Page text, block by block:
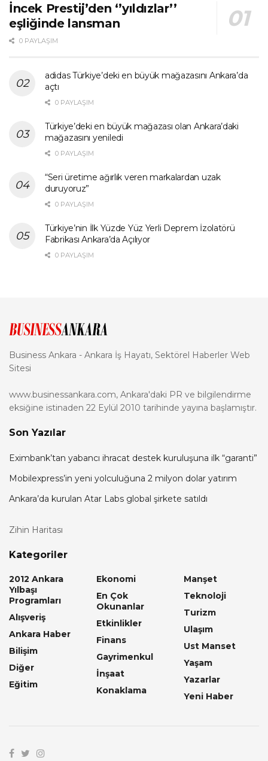
İncek Prestij’den ‘’yıldızlar’’
eşliğinde lansman
0 PAYLAŞIM
adidas Türkiye’deki en büyük mağazasını Ankara’da
açtı
0 PAYLAŞIM
Türkiye’deki en büyük mağazası olan Ankara’daki
mağazasını yeniledi
0 PAYLAŞIM
“Seri üretime ağırlık veren markalardan uzak
duruyoruz”
0 PAYLAŞIM
Türkiye’nin İlk Yüzde Yüz Yerli Deprem İzolatörü
Fabrikası Ankara’da Açılıyor
0 PAYLAŞIM
Business Ankara - Ankara İş Hayatı, Sektörel Haberler Web
Sitesi
www.businessankara.com, Ankara'daki PR ve bilgilendirme
eksiğine istinaden 22 Eylül 2010 tarihinde yayına başlamıştır.
Son Yazılar
Eximbank’tan yabancı ihracat destek kuruluşuna ilk “garanti”
Mobilexpress’in yeni yolculuğuna 2 milyon dolar yatırım
Ankara’da kurulan Atar Labs global şirkete satıldı
Zihin Haritası
Kategoriler
2012 Ankara
Yılbaşı
Programları
Alışveriş
Ankara Haber
Bilişim
Diğer
Eğitim
Ekonomi
En Çok
Okunanlar
Etkinlikler
Finans
Gayrimenkul
İnşaat
Konaklama
Manşet
Teknoloji
Turizm
Ulaşım
Ust Manset
Yaşam
Yazarlar
Yeni Haber